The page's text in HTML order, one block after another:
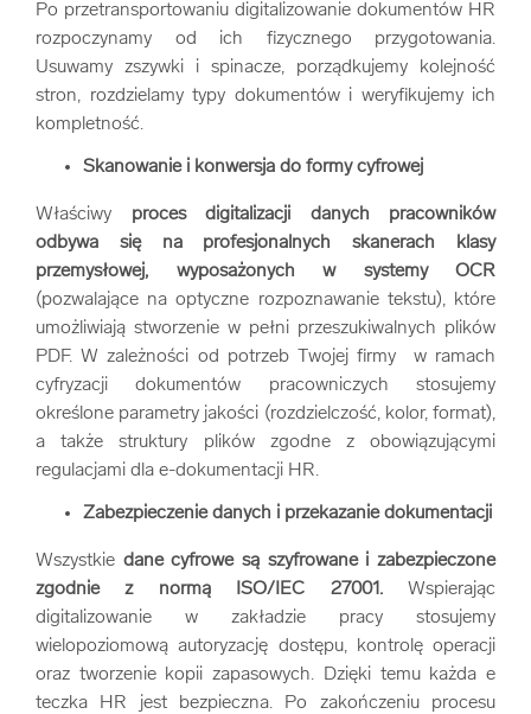
Po przetransportowaniu digitalizowanie dokumentów HR
rozpoczynamy od ich fizycznego przygotowania.
Usuwamy zszywki i spinacze, porządkujemy kolejność
stron, rozdzielamy typy dokumentów i weryfikujemy ich
kompletność.
Skanowanie i konwersja do formy cyfrowej
Właściwy proces digitalizacji danych pracowników
odbywa się na profesjonalnych skanerach klasy
przemysłowej, wyposażonych w systemy OCR
(pozwalające na optyczne rozpoznawanie tekstu), które
umożliwiają stworzenie w pełni przeszukiwalnych plików
PDF. W zależności od potrzeb Twojej firmy w ramach
cyfryzacji dokumentów pracowniczych stosujemy
określone parametry jakości (rozdzielczość, kolor, format),
a także struktury plików zgodne z obowiązującymi
regulacjami dla e-dokumentacji HR.
Zabezpieczenie danych i przekazanie dokumentacji
Wszystkie dane cyfrowe są szyfrowane i zabezpieczone
zgodnie z normą ISO/IEC 27001. Wspierając
digitalizowanie w zakładzie pracy stosujemy
wielopoziomową autoryzację dostępu, kontrolę operacji
oraz tworzenie kopii zapasowych. Dzięki temu każda e
teczka HR jest bezpieczna. Po zakończeniu procesu